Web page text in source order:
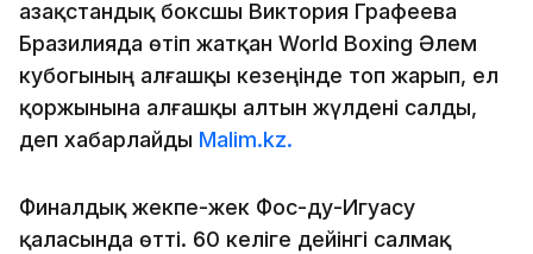
Қазақстандық боксшы Виктория Графеева
Бразилияда өтіп жатқан World Boxing Әлем
кубогының алғашқы кезеңінде топ жарып, ел
қоржынына алғашқы алтын жүлдені салды,
деп хабарлайды Malim.kz.
Финалдық жекпе-жек Фос-ду-Игуасу
қаласында өтті. 60 келіге дейінгі салмақ